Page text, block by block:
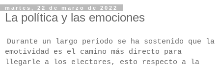
martes, 22 de marzo de 2022
La política y las emociones
Durante un largo periodo se ha sostenido que la
emotividad es el camino más directo para
llegarle a los electores, esto respecto a la